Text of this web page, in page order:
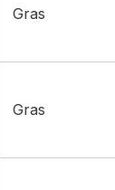
Gras
Gras